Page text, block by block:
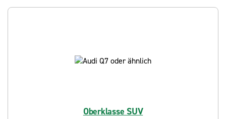
Oberklasse SUV